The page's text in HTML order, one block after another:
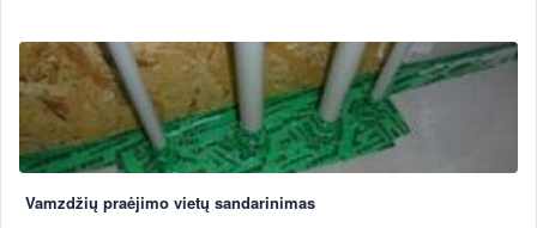
Vamzdžių praėjimo vietų sandarinimas